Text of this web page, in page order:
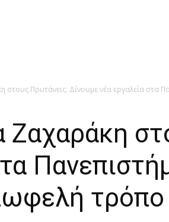
στους Πρυτάνεις: Δίνουμε νέα εργαλεία στα
Ζαχαράκη
τρόπο